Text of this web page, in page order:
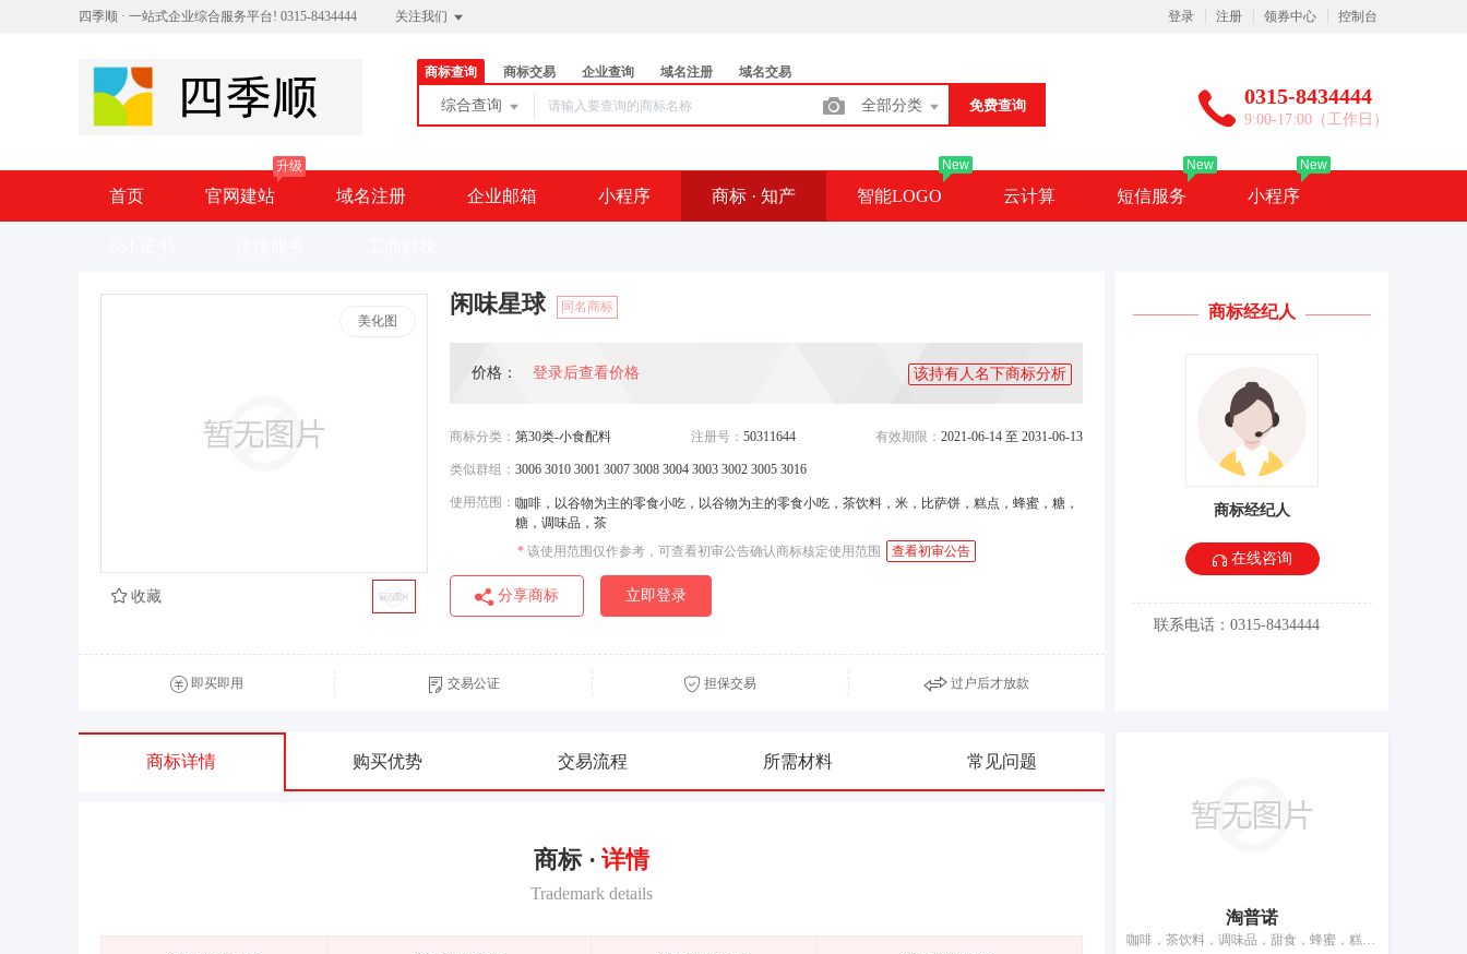
四季顺 · 一站式企业综合服务平台! 0315-8434444 关注我们 登录 注册 领券中心 控制台
商标查询 商标交易 企业查询 域名注册 域名交易
综合查询 全部分类 免费查询 0315-8434444
9:00-17:00（工作日）
首页 官网建站
升级
域名注册 企业邮箱 小程序 商标 · 知产 智能LOGO
New
云计算 短信服务
New
小程序
New
美化图
闲味星球 同名商标
价格： 登录后查看价格 该持有人名下商标分析
商标分类： 第30类-小食配料 注册号： 50311644 有效期限： 2021-06-14 至 2031-06-13
类似群组： 3006 3010 3001 3007 3008 3004 3003 3002 3005 3016
使用范围： 咖啡，以谷物为主的零食小吃，以谷物为主的零食小吃，茶饮料，米，比萨饼，糕点，蜂蜜，糖，
糖，调味品，茶
* 该使用范围仅作参考，可查看初审公告确认商标核定使用范围 查看初审公告
分享商标 立即登录
收藏
即买即用 交易公证 担保交易 过户后才放款
商标详情 购买优势 交易流程 所需材料 常见问题
商标 · 详情
Trademark details
商标经纪人
商标经纪人
在线咨询
联系电话：0315-8434444
淘普诺
咖啡，茶饮料，调味品，甜食，蜂蜜，糕点，谷类制品，米粉（条状），以谷物为主的零食小吃，以谷物为主的零食小吃，冰淇淋